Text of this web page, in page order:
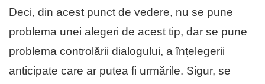
Deci, din acest punct de vedere, nu se pune
problema unei alegeri de acest tip, dar se pune
problema controlării dialogului, a înțelegerii
anticipate care ar putea fi urmările. Sigur, se